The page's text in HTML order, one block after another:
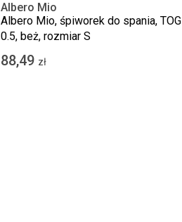
Albero Mio
Albero Mio, śpiworek do spania, TOG
0.5, beż, rozmiar S
88,49 zł